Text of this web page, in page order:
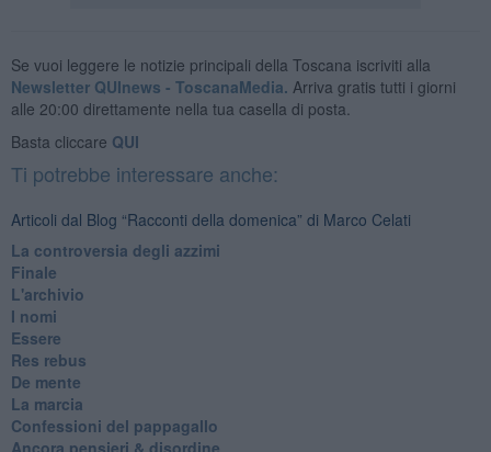
Se vuoi leggere le notizie principali della Toscana iscriviti alla
Newsletter QUInews - ToscanaMedia. Arriva gratis tutti i giorni
alle 20:00 direttamente nella tua casella di posta.
Basta cliccare QUI
Ti potrebbe interessare anche:
Articoli dal Blog “Racconti della domenica” di Marco Celati
La controversia degli azzimi
Finale
L'archivio
I nomi
Essere
Res rebus
De mente
La marcia
Confessioni del pappagallo
Ancora pensieri & disordine